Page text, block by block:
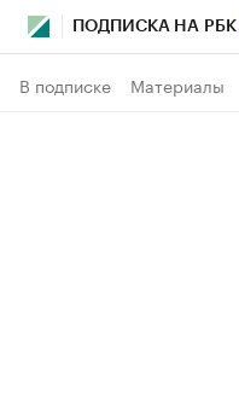
ПОДПИСКА НА РБК
В подписке Материалы